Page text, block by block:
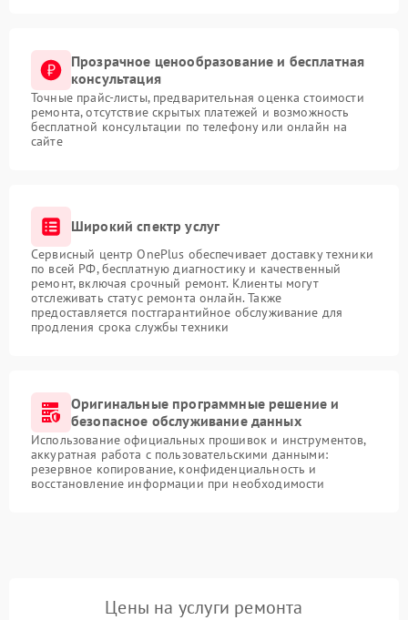
Прозрачное ценообразование и бесплатная
консультация
Точные прайс-листы, предварительная оценка стоимости
ремонта, отсутствие скрытых платежей и возможность
бесплатной консультации по телефону или онлайн на
сайте
Широкий спектр услуг
Сервисный центр OnePlus обеспечивает доставку техники
по всей РФ, бесплатную диагностику и качественный
ремонт, включая срочный ремонт. Клиенты могут
отслеживать статус ремонта онлайн. Также
предоставляется постгарантийное обслуживание для
продления срока службы техники
Оригинальные программные решение и
безопасное обслуживание данных
Использование официальных прошивок и инструментов,
аккуратная работа с пользовательскими данными:
резервное копирование, конфиденциальность и
восстановление информации при необходимости
Цены на услуги ремонта